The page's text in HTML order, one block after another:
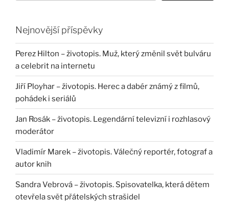
Nejnovější příspěvky
Perez Hilton – životopis. Muž, který změnil svět bulváru
a celebrit na internetu
Jiří Ployhar – životopis. Herec a dabér známý z filmů,
pohádek i seriálů
Jan Rosák – životopis. Legendární televizní i rozhlasový
moderátor
Vladimír Marek – životopis. Válečný reportér, fotograf a
autor knih
Sandra Vebrová – životopis. Spisovatelka, která dětem
otevřela svět přátelských strašidel